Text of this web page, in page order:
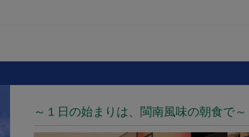
～１日の始まりは、閩南風味の朝食で～